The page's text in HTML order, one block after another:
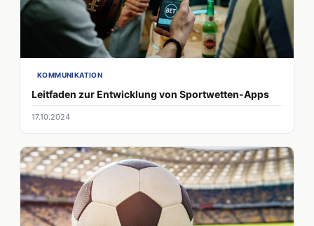
KOMMUNIKATION
Leitfaden zur Entwicklung von Sportwetten-Apps
17.10.2024